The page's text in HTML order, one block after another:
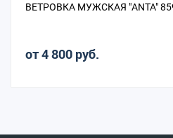
ВЕТРОВКА МУЖСКАЯ "ANTA"
от 4 800 руб.